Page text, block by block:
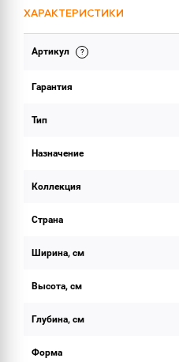
ХАРАКТЕРИСТИКИ
ОБЪЕМ ПОСТАВКИ
Артикул
Гарантия
Тип
Назначение
Коллекция
Страна
Ширина, см
Высота, см
Глубина, см
Форма